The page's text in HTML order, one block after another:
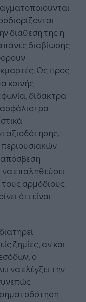
διάθεση της η
διαβίωσης
Ως προς
κοινής
δίδακτρα
ασφάλιστρα
απόσβεση
να επαληθεύσει
αρμόδιους
ότι είναι
ζημίες, αν και
ο
να ελέγξει την